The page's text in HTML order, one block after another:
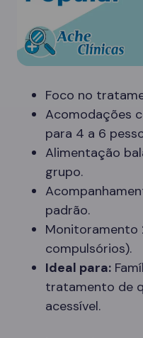
Foco no
Acomodações
para 4 a 6
Alimentação
grupo.
padrão.
Monitoramento
compulsórios).
Ideal para:
tratamento de
acessível.